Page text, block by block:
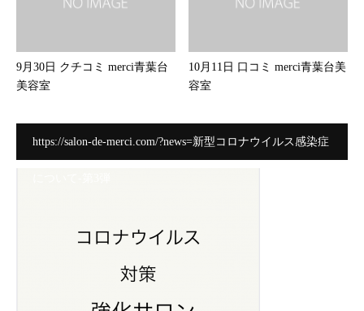
9月30日 クチコミ merci青葉台
美容室
10月11日 口コミ merci青葉台美
容室
https://salon-de-merci.com/?news=新型コロナウイルス感染症